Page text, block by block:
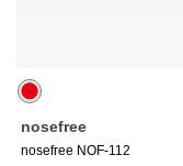
nosefree
nosefree NOF-112